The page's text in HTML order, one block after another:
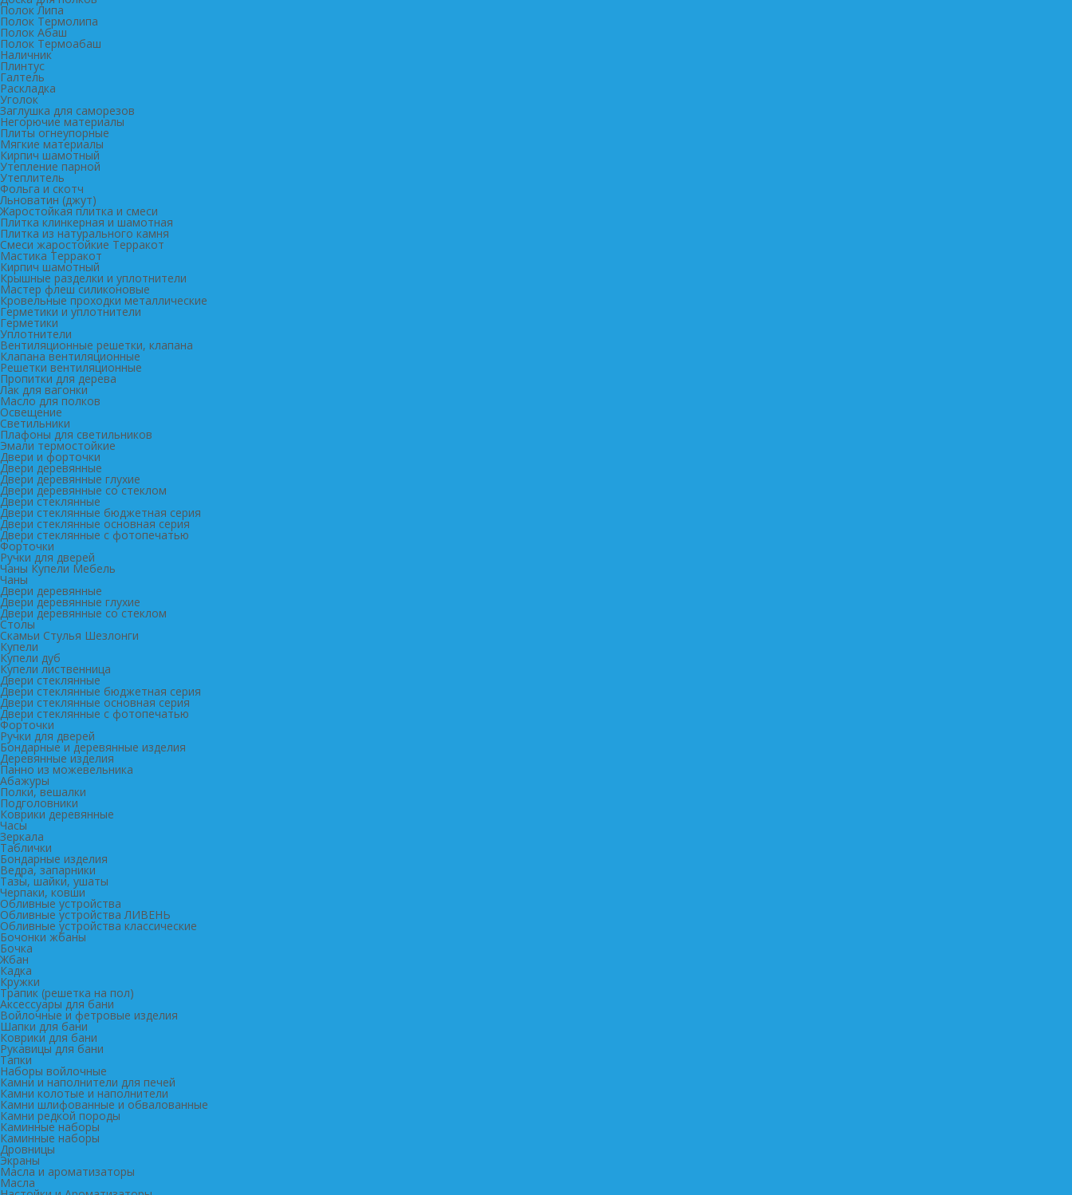
Полок Липа
Полок Термолипа
Полок Абаш
Полок Термоабаш
Наличник
Плинтус
Галтель
Раскладка
Уголок
Заглушка для саморезов
Негорючие материалы
Плиты огнеупорные
Мягкие материалы
Кирпич шамотный
Утепление парной
Утеплитель
Фольга и скотч
Льноватин (джут)
Жаростойкая плитка и смеси
Плитка клинкерная и шамотная
Плитка из натурального камня
Смеси жаростойкие Терракот
Мастика Терракот
Кирпич шамотный
Крышные разделки и уплотнители
Мастер флеш силиконовые
Кровельные проходки металлические
Герметики и уплотнители
Герметики
Уплотнители
Вентиляционные решетки, клапана
Клапана вентиляционные
Решетки вентиляционные
Пропитки для дерева
Лак для вагонки
Масло для полков
Освещение
Светильники
Плафоны для светильников
Эмали термостойкие
Двери и форточки
Двери деревянные
Двери деревянные глухие
Двери деревянные со стеклом
Двери стеклянные
Двери стеклянные бюджетная серия
Двери стеклянные основная серия
Двери стеклянные с фотопечатью
Форточки
Ручки для дверей
Чаны Купели Мебель
Чаны
Двери деревянные
Двери деревянные глухие
Двери деревянные со стеклом
Столы
Скамьи Стулья Шезлонги
Купели
Купели дуб
Купели лиственница
Двери стеклянные
Двери стеклянные бюджетная серия
Двери стеклянные основная серия
Двери стеклянные с фотопечатью
Форточки
Ручки для дверей
Бондарные и деревянные изделия
Деревянные изделия
Панно из можевельника
Абажуры
Полки, вешалки
Подголовники
Коврики деревянные
Часы
Зеркала
Таблички
Бондарные изделия
Ведра, запарники
Тазы, шайки, ушаты
Черпаки, ковши
Обливные устройства
Обливные устройства ЛИВЕНЬ
Обливные устройства классические
Бочонки жбаны
Бочка
Жбан
Кадка
Кружки
Трапик (решетка на пол)
Аксессуары для бани
Войлочные и фетровые изделия
Шапки для бани
Коврики для бани
Рукавицы для бани
Тапки
Наборы войлочные
Камни и наполнители для печей
Камни колотые и наполнители
Камни шлифованные и обвалованные
Камни редкой породы
Каминные наборы
Каминные наборы
Дровницы
Экраны
Масла и ароматизаторы
Масла